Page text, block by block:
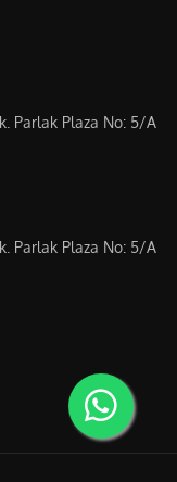
Parlak Plaza No: 5/A
Parlak Plaza No: 5/A